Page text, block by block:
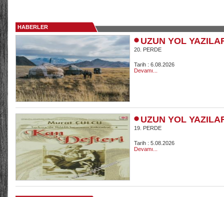
HABERLER
UZUN YOL
20. PERDE
Tarih : 6.08.2026
Devamı...
UZUN YOL
19. PERDE
Tarih : 5.08.2026
Devamı...